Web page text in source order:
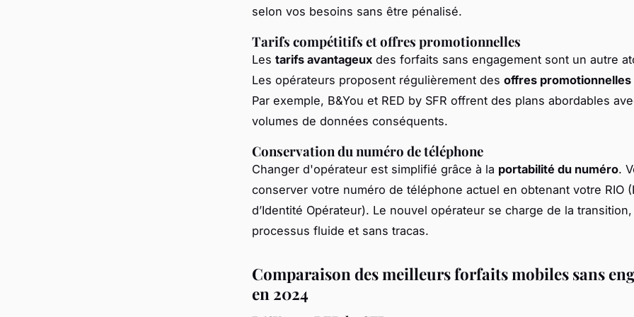
selon vos besoins sans être pénalisé.
Tarifs compétitifs et offres promotionnelles
Les tarifs avantageux des forfaits sans engagement sont un autre
Les opérateurs proposent régulièrement des offres promotionnelles
Par exemple, B&You et RED by SFR offrent des plans abordables
volumes de données conséquents.
Conservation du numéro de téléphone
Changer d'opérateur est simplifié grâce à la portabilité du numéro.
conserver votre numéro de téléphone actuel en obtenant votre RIO
d’Identité Opérateur). Le nouvel opérateur se charge de la
processus fluide et sans tracas.
Comparaison des meilleurs forfaits mobiles sans
en 2024